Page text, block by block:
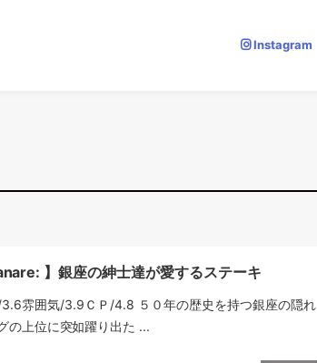
Instagram
】銀座の紳士達が愛するステーキ
雰囲気/3.9ＣＰ/4.8 ５０年の歴史を持つ銀座の隠れ
の上位に突如躍り出た ...